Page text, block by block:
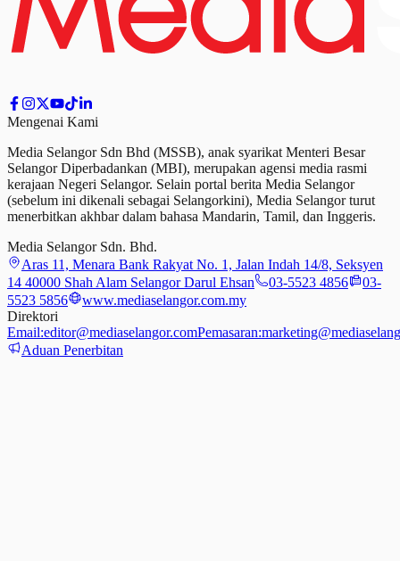
Mengenai Kami
Media Selangor Sdn Bhd (MSSB), anak syarikat Menteri Besar
Selangor Diperbadankan (MBI), merupakan agensi media rasmi
kerajaan Negeri Selangor. Selain portal berita Media Selangor
(sebelum ini dikenali sebagai Selangorkini), Media Selangor turut
menerbitkan akhbar dalam bahasa Mandarin, Tamil, dan Inggeris.
Media Selangor Sdn. Bhd.
Aras 11, Menara Bank Rakyat No. 1, Jalan Indah 14/8, Seksyen
14 40000 Shah Alam Selangor Darul Ehsan
03-5523 4856
03-
5523 5856
www.mediaselangor.com.my
Direktori
Email:editor@mediaselangor.comPemasaran:
Aduan Penerbitan